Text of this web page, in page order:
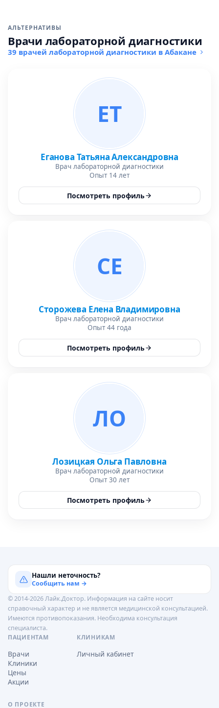
АЛЬТЕРНАТИВЫ
Врачи лабораторной диагностики
39 врачей лабораторной диагностики в Абакане
ЕТ
Еганова Татьяна Александровна
Врач лабораторной диагностики
Опыт 14 лет
Посмотреть профиль
СЕ
Сторожева Елена Владимировна
Врач лабораторной диагностики
Опыт 44 года
Посмотреть профиль
ЛО
Лозицкая Ольга Павловна
Врач лабораторной диагностики
Опыт 30 лет
Посмотреть профиль
Нашли неточность?
Сообщить нам →
© 2014-2026 Лайк.Доктор. Информация на сайте носит
справочный характер и не является медицинской консультацией.
Имеются противопоказания. Необходима консультация
специалиста.
ПАЦИЕНТАМ
Врачи
Клиники
Цены
Акции
КЛИНИКАМ
Личный кабинет
О ПРОЕКТЕ